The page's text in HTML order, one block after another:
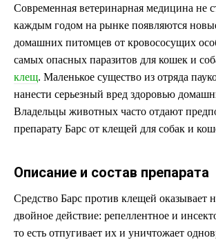
Современная ветеринарная медицина не
каждым годом на рынке появляются
домашних питомцев от кровососущих
самых опасных паразитов для кошек и
клещ. Маленькое существо из отряда
нанести серьезный вред здоровью
Владельцы животных часто отдают
препарату Барс от клещей для собак и
Описание и состав препарата
Средство Барс против клещей оказывает
двойное действие: репеллентное и
то есть отпугивает их и уничтожает